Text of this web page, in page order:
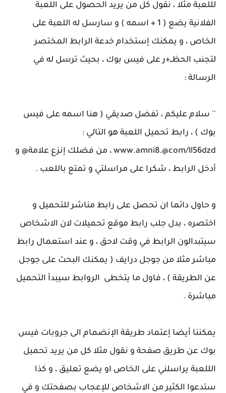
لللعبة مثلا ، نقول كل من يريد الحصول على اللعبة
الفلانية يضع ( 1 + اسمه ) و سارسل له اللعبة على
الخاص ، و يمكنك إستخدام خدعة الرابط المختصر
لتجنب الحظــ+ر على فيس بوك ، بحيث ترسل له في
الرسالة :
'' سلام عليكم ، تفضل صديقي ( هنا اسمه على فيس
بوك ) ، رابط تحميل اللعبة هو التالي :
www.amni8.@com/ll56dzd ، من فضلك إنزع علامة@ و
أدخل الرابط ، شكرا على مراسلتي و تمتع باللعب .
و حاول دائما ان تحصل على رابط مناشر للتحميل و
اختصره ، بدل جلب رابط موقع تحميلات لان الاشخاص
سيتبدالون الرابط في وقت لاحق ، و عند استعمال رابط
مباشر مثلا من جوجل درايف ( يمكنك البحث على جوجل
عن الطريقة ) ، فاول ما يتخطى الروابط سيبدأ التحميل
مباشرة .
يمكننا أيضا إعتماد طريقة الإنضمام الى جروبات فيس
بوك عن طريق صفحة و نقول مثلا كل من يريد تحميل
الللعبة يراسلني على الخاص او يضع تعليق ، و كذا
ستدعوا الكثير من الاشخاص للإعجاب بصفحتك و في